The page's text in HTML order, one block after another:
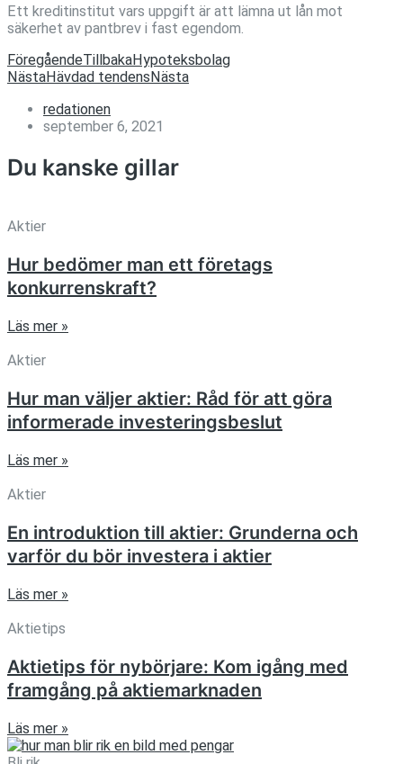
Ett kreditinstitut vars uppgift är att lämna ut lån mot
säkerhet av pantbrev i fast egendom.
FöregåendeTillbakaHypoteksbolag
NästaHävdad tendensNästa
redationen
september 6, 2021
Du kanske gillar
Aktier
Hur bedömer man ett företags
konkurrenskraft?
Läs mer »
Aktier
Hur man väljer aktier: Råd för att göra
informerade investeringsbeslut
Läs mer »
Aktier
En introduktion till aktier: Grunderna och
varför du bör investera i aktier
Läs mer »
Aktietips
Aktietips för nybörjare: Kom igång med
framgång på aktiemarknaden
Läs mer »